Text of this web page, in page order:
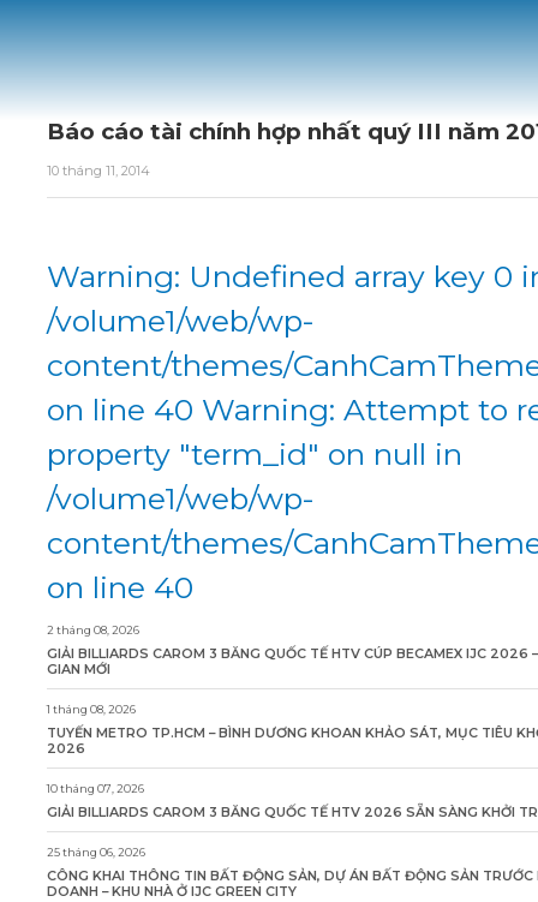
Báo cáo tài chính hợp nhất quý III năm
10 tháng 11, 2014
Warning: Undefined array key 0
/volume1/web/wp-
content/themes/
on line 40 Warning: Attempt to
property "term_id" on null in
/volume1/web/wp-
content/themes/
on line 40
2 tháng 08, 2026
GIẢI BILLIARDS CAROM 3 BĂNG QUỐC TẾ HTV CÚP BECAMEX IJC 2026
GIAN MỚI
1 tháng 08, 2026
TUYẾN METRO TP.HCM – BÌNH DƯƠNG KHOAN KHẢO SÁT, MỤC TIÊU
2026
10 tháng 07, 2026
GIẢI BILLIARDS CAROM 3 BĂNG QUỐC TẾ HTV 2026 SẴN SÀNG KHỞI
25 tháng 06, 2026
CÔNG KHAI THÔNG TIN BẤT ĐỘNG SẢN, DỰ ÁN BẤT ĐỘNG SẢN
DOANH – KHU NHÀ Ở IJC GREEN CITY